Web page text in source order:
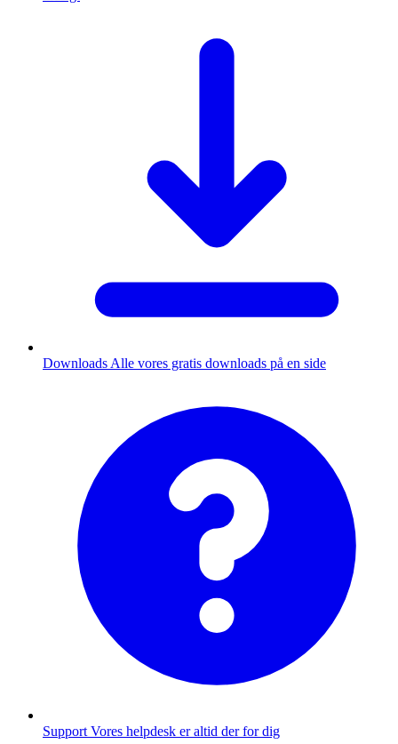
Downloads Alle vores gratis downloads på en side
Support Vores helpdesk er altid der for dig